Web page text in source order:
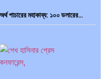
অর্থ পাচারের মহাকাব্য: ১০০ ডলারের…